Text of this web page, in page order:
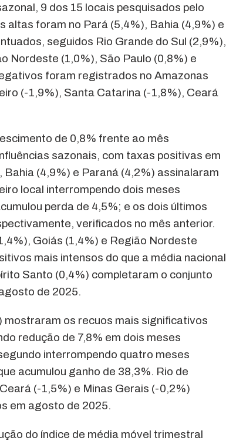
9 dos 15 locais pesquisados pelo
altas foram no Pará (5,4%), Bahia (4,9%) e
seguidos Rio Grande do Sul (2,9%),
Nordeste (1,0%), São Paulo (0,8%) e
foram registrados no Amazonas
(-1,9%), Santa Catarina (-1,8%), Ceará
de 0,8% frente ao mês
sazonais, com taxas positivas em
(4,9%) e Paraná (4,2%) assinalaram
local interrompendo dois meses
perda de 4,5%; e os dois últimos
verificados no mês anterior.
Goiás (1,4%) e Região Nordeste
mais intensos do que a média nacional
Santo (0,4%) completaram o conjunto
de 2025.
os recuos mais significativos
redução de 7,8% em dois meses
interrompendo quatro meses
acumulou ganho de 38,3%. Rio de
(-1,5%) e Minas Gerais (-0,2%)
em agosto de 2025.
do índice de média móvel trimestral